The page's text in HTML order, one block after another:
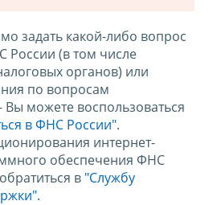
задать какой-либо вопрос
России (в том числе
органов) или
по вопросам
можете воспользоваться
в ФНС России".
интернет-
обеспечения ФНС
в "Службу